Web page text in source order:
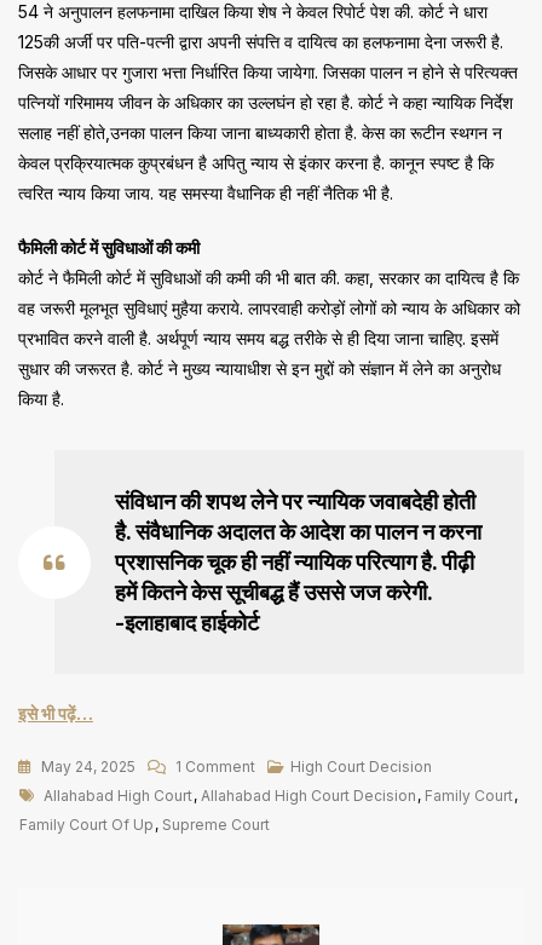
54 ने अनुपालन हलफनामा दाखिल किया शेष ने केवल रिपोर्ट पेश की. कोर्ट ने धारा
125की अर्जी पर पति-पत्नी द्वारा अपनी संपत्ति व दायित्व का हलफनामा देना जरूरी है.
जिसके आधार पर गुजारा भत्ता निर्धारित किया जायेगा. जिसका पालन न होने से परित्यक्त
पत्नियों गरिमामय जीवन के अधिकार का उल्लघंन हो रहा है. कोर्ट ने कहा न्यायिक निर्देश
सलाह नहीं होते,उनका पालन किया जाना बाध्यकारी होता है. केस का रूटीन स्थगन न
केवल प्रक्रियात्मक कुप्रबंधन है अपितु न्याय से इंकार करना है. कानून स्पष्ट है कि
त्वरित न्याय किया जाय. यह समस्या वैधानिक ही नहीं नैतिक भी है.
फैमिली कोर्ट में सुविधाओं की कमी
कोर्ट ने फैमिली कोर्ट में सुविधाओं की कमी की भी बात की. कहा, सरकार का दायित्व है कि
वह जरूरी मूलभूत सुविधाएं मुहैया कराये. लापरवाही करोड़ों लोगों को न्याय के अधिकार को
प्रभावित करने वाली है. अर्थपूर्ण न्याय समय बद्ध तरीके से ही दिया जाना चाहिए. इसमें
सुधार की जरूरत है. कोर्ट ने मुख्य न्यायाधीश से इन मुद्दों को संज्ञान में लेने का अनुरोध
किया है.
संविधान की शपथ लेने पर न्यायिक जवाबदेही होती
है. संवैधानिक अदालत के आदेश का पालन न करना
प्रशासनिक चूक ही नहीं न्यायिक परित्याग है. पीढ़ी
हमें कितने केस सूचीबद्ध हैं उससे जज करेगी.
-इलाहाबाद हाईकोर्ट
इसे भी पढ़ें…
May 24, 2025 1 CommentOn
Shocking:
फैमिली
पाना
High Court Decision
Tags
Allahabad High Court, Allahabad High Court Decision , Family Court,
Family Court Of Up , Supreme Court